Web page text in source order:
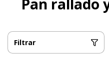
Pan rallado
Filtrar